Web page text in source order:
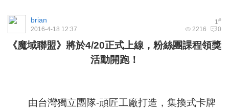
1#
brian
2216 0
2016-4-18 12:37
《魔域聯盟》將於4/20正式上線，粉絲團課程領獎
活動開跑！
由台灣獨立團隊-頑匠工廠打造，集換式卡牌